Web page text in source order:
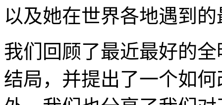
以及她在世界各地遇到
我们回顾了最近最好的
结局，并提出了一个如